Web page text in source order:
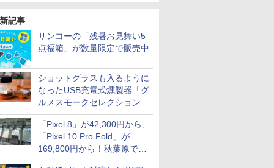
記事
サンコーの「残暑お見舞い5
点福箱」が数量限定で販売中
ショットグラスも入るように
なったUSB充電式燻製器「グ
ルメスモークセレクション
2」がサンコーから
「Pixel 8」が42,300円から、
「Pixel 10 Pro Fold」が
169,800円から！秋葉原で中
古のPixelシリーズがお買い得